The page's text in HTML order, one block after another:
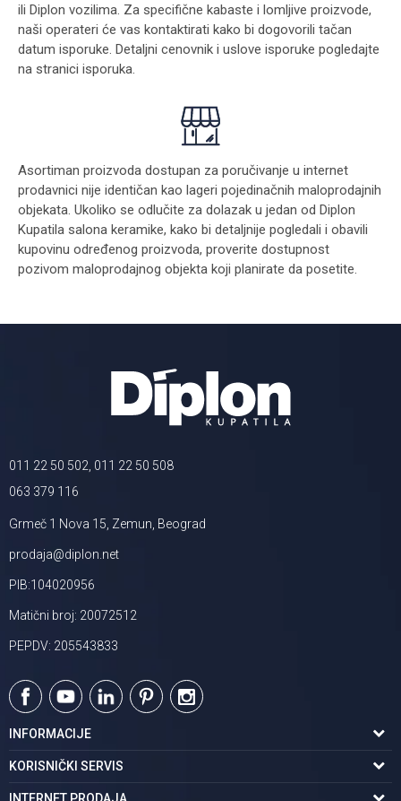
ili Diplon vozilima. Za specifične kabaste i lomljive proizvode,
naši operateri će vas kontaktirati kako bi dogovorili tačan
datum isporuke. Detaljni cenovnik i uslove isporuke pogledajte
na stranici isporuka.
Asortiman proizvoda dostupan za poručivanje u internet
prodavnici nije identičan kao lageri pojedinačnih maloprodajnih
objekata. Ukoliko se odlučite za dolazak u jedan od Diplon
Kupatila salona keramike, kako bi detaljnije pogledali i obavili
kupovinu određenog proizvoda, proverite dostupnost
pozivom maloprodajnog objekta koji planirate da posetite.
011 22 50 502, 011 22 50 508
063 379 116
Grmeč 1 Nova 15, Zemun, Beograd
prodaja@diplon.net
PIB:104020956
Matični broj: 20072512
PEPDV: 205543833
INFORMACIJE
O nama
Podaci o trgovcu
KORISNIČKI SERVIS
Uslovi korišćenja